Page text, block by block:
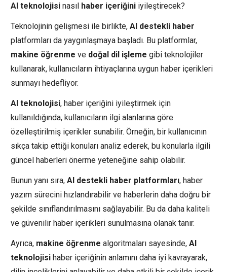
AI teknolojisi nasıl haber içeriğini iyileştirecek?
Teknolojinin gelişmesi ile birlikte, AI destekli haber
platformları da yaygınlaşmaya başladı. Bu platformlar,
makine öğrenme ve doğal dil işleme gibi teknolojiler
kullanarak, kullanıcıların ihtiyaçlarına uygun haber içerikleri
sunmayı hedefliyor.
AI teknolojisi, haber içeriğini iyileştirmek için
kullanıldığında, kullanıcıların ilgi alanlarına göre
özelleştirilmiş içerikler sunabilir. Örneğin, bir kullanıcının
sıkça takip ettiği konuları analiz ederek, bu konularla ilgili
güncel haberleri önerme yeteneğine sahip olabilir.
Bunun yanı sıra, AI destekli haber platformları, haber
yazım sürecini hızlandırabilir ve haberlerin daha doğru bir
şekilde sınıflandırılmasını sağlayabilir. Bu da daha kaliteli
ve güvenilir haber içerikleri sunulmasına olanak tanır.
Ayrıca, makine öğrenme algoritmaları sayesinde, AI
teknolojisi haber içeriğinin anlamını daha iyi kavrayarak,